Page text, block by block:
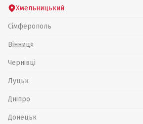
Хмельницький
Сімферополь
Вінниця
Чернівці
Луцьк
Дніпро
Донецьк